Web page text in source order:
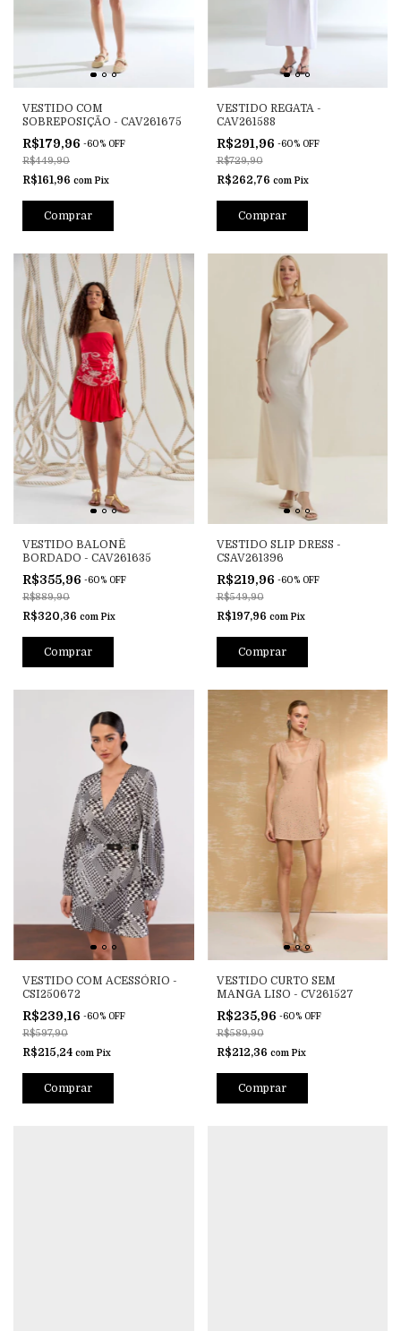
VESTIDO COM
SOBREPOSIÇÃO - CAV261675
R$179,96 -60% OFF
R$449,90
R$161,96 com Pix
Comprar
VESTIDO REGATA -
CAV261588
R$291,96 -60% OFF
R$729,90
R$262,76 com Pix
Comprar
VESTIDO BALONÊ
BORDADO - CAV261635
R$355,96 -60% OFF
R$889,90
R$320,36 com Pix
Comprar
VESTIDO SLIP DRESS -
CSAV261396
R$219,96 -60% OFF
R$549,90
R$197,96 com Pix
Comprar
VESTIDO COM ACESSÓRIO -
CSI250672
R$239,16 -60% OFF
R$597,90
R$215,24 com Pix
Comprar
VESTIDO CURTO SEM
MANGA LISO - CV261527
R$235,96 -60% OFF
R$589,90
R$212,36 com Pix
Comprar